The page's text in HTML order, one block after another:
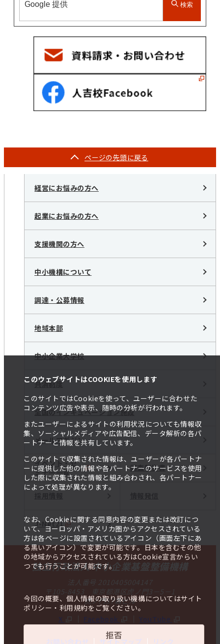
このウェブサイトはCOOKIEを使用します
このサイトではCookieを使って、ユーザーに合わせた
コンテンツ広告や表示、随時の分析が行われます。
またユーザーによるサイトの利用状況についても情報収
集、ソーシャルメディアや広告配信、データ解析の各パ
ートナーと情報を共有しています。
このサイトで収集された情報は、ユーザーが各パートナ
ーに提供した他の情報や各パートナーのサービスを使用
した際に収集された情報と組み合わされ、各パートナー
によって処理が異なります。
なお、Cookieに関する同意内容の変更または改訂につ
いて、ヨーロッパ・アメリカ圏からアクセスされている
方は各ページに設置されているアイコン（画面左下にあ
る黒いアイコン）で変更が可能です。日本を含むその他
の地域からアクセスされている方はCookie宣言からい
つでも行うことが可能です。
今回の概要、個人情報の取り扱い機構についてはサイト
ポリシー・利用規約をご覧ください。
拒否
検索
ページの先頭に戻る
経営にお悩みの方へ
起業にお悩みの方へ
支援機関の方へ
中小機構について
調達・公募情報
地域本部
中小企業大学校
共済制度
全国のインキュベーション施設
メールマガジン
イベント・セ
ミナー一覧
調査報告書
J-Net21
独立行政法人 中小企業基盤整備機構
法人番号 2010405004147
〒105-8453 東京都港区虎ノ門3－5－1
虎ノ門37森ビル
X
Facebook YouTube
お問い合わせ サイトマップ リンク